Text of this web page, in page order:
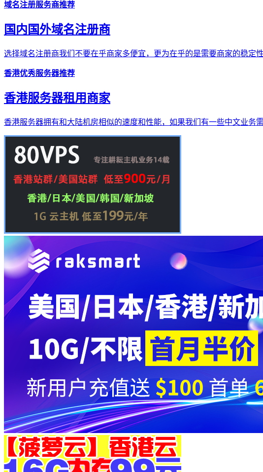
域名注册服务商推荐
国内国外域名注册商
选择域名注册商我们不要在乎商家多便宜，更为在乎的是需要商家的稳定
香港优秀服务器推荐
香港服务器租用商家
香港服务器拥有和大陆机房相似的速度和性能，如果我们有一些中文业务